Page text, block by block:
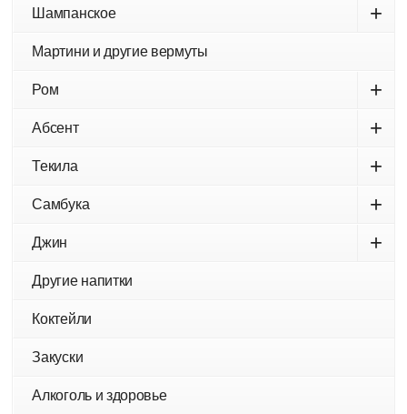
Шампанское +
Мартини и другие вермуты
Ром +
Абсент +
Текила +
Самбука +
Джин +
Другие напитки
Коктейли
Закуски
Алкоголь и здоровье